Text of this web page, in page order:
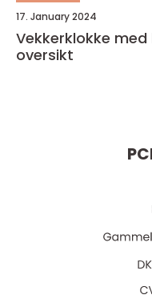
17. January 2024
Vekkerklokke
oversikt